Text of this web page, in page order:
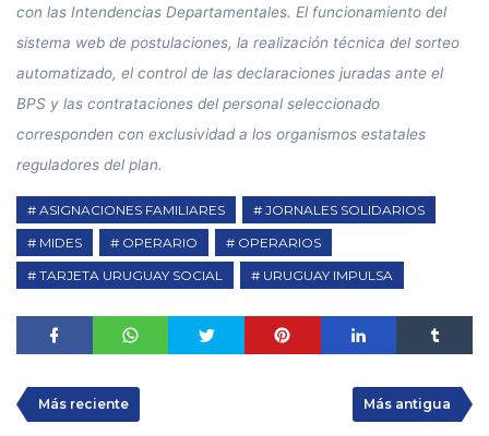
con las Intendencias Departamentales. El funcionamiento del
sistema web de postulaciones, la realización técnica del sorteo
automatizado, el control de las declaraciones juradas ante el
BPS y las contrataciones del personal seleccionado
corresponden con exclusividad a los organismos estatales
reguladores del plan.
ASIGNACIONES FAMILIARES
JORNALES SOLIDARIOS
MIDES
OPERARIO
OPERARIOS
TARJETA URUGUAY SOCIAL
URUGUAY IMPULSA
Más reciente Más antigua